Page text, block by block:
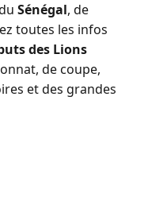
Sénégal, de
toutes les infos
des Lions
de coupe,
et des grandes